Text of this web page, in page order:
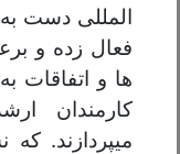
المللی دست به
فعال زده و
ها و اتفاقات
کارمندان
میپردازند. که